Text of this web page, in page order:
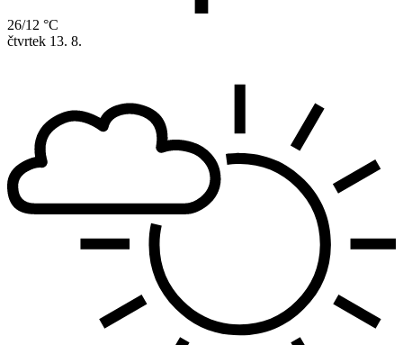
26/12 °C
čtvrtek 13. 8.